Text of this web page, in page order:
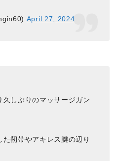
April 27, 2024
しぶりのマッサージガン
靭帯やアキレス腱の辺り